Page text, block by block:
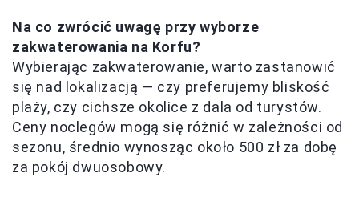
Na co zwrócić uwagę przy wyborze
zakwaterowania na Korfu?
Wybierając zakwaterowanie, warto zastanowić
się nad lokalizacją — czy preferujemy bliskość
plaży, czy cichsze okolice z dala od turystów.
Ceny noclegów mogą się różnić w zależności od
sezonu, średnio wynosząc około 500 zł za dobę
za pokój dwuosobowy.